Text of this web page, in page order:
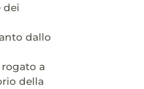
dei
dallo
a
della